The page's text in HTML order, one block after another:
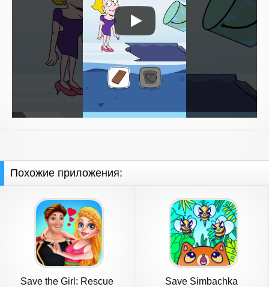
Похожие приложения:
Save the Girl: Rescue
Save Simbachka